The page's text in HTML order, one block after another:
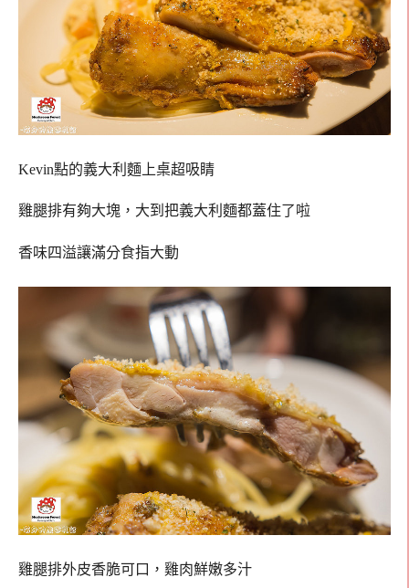
Kevin點的義大利麵上桌超吸睛
雞腿排有夠大塊，大到把義大利麵都蓋住了啦
香味四溢讓滿分食指大動
雞腿排外皮香脆可口，雞肉鮮嫩多汁